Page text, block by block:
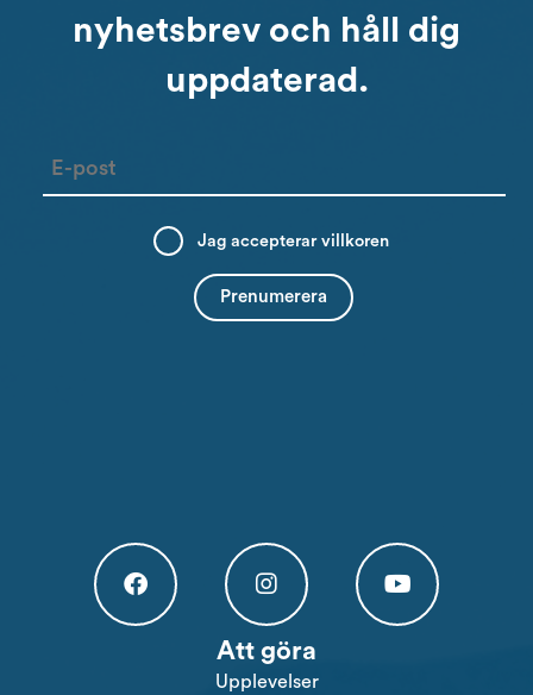
nyhetsbrev och håll dig
uppdaterad.
Jag accepterarvillkoren
Högakusten Facebook (opens in a new tab)
Högakusten Instagram (opens in a
Att göra
Upplevelser